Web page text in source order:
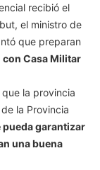
recibió el
el ministro de
que preparan
Casa Militar
la provincia
la Provincia
pueda garantizar
una buena